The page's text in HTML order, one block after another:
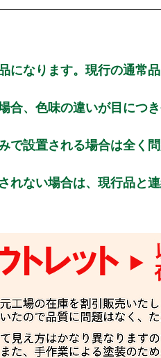
になります。現行の通常
合、色味の違いが目につ
で設置される場合は全く問
れない場合は、現行品と